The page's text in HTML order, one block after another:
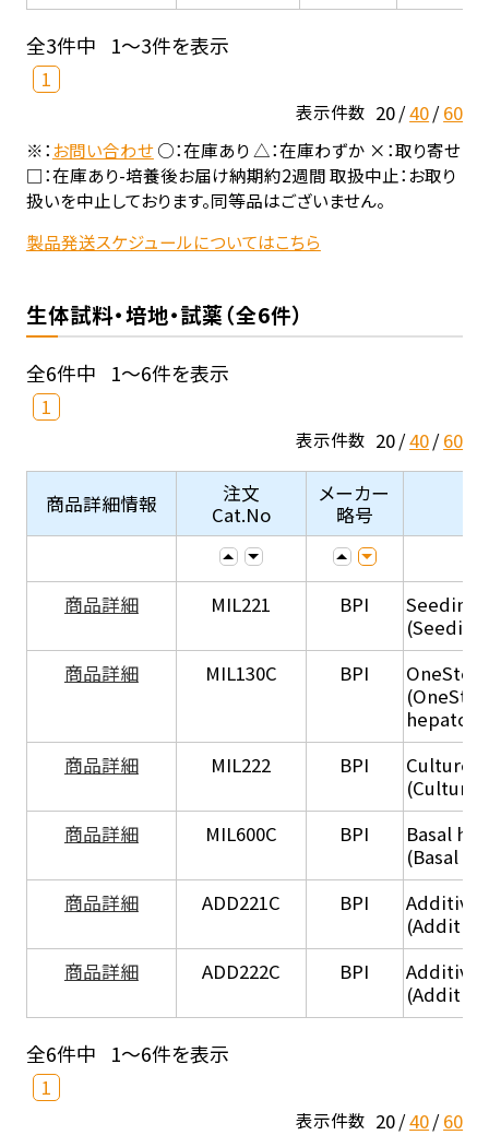
全3件中 1～3件を表示
1
表示件数 20 40 60
※：お問い合わせ○：在庫あり △：在庫わずか ×：取り寄せ
□：在庫あり-培養後お届け納期約2週間 取扱中止：お取り
扱いを中止しております。同等品はございません。
製品発送スケジュールについてはこちら
生体試料・培地・試薬（全6件）
全6件中 1～6件を表示
1
表示件数 20 40 60
商品詳細情報
注文
Cat.No
メーカー
略号
商品詳細 MIL221 BPI
Seeding
商品詳細
MIL130C BPI
商品詳細
MIL222 BPI
Culture
(Culture
商品詳細
MIL600C BPI
Basal
(Basal
商品詳細
ADD221C BPI
商品詳細
ADD222C BPI
全6件中 1～6件を表示
1
表示件数 20 40 60